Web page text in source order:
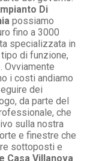
Di
possiamo
fino a 3000
specializzata in
di funzione,
Ovviamente
i costi andiamo
dei
da parte del
che
sulla nostra
e finestre che
sottoposti e
Casa Villanova